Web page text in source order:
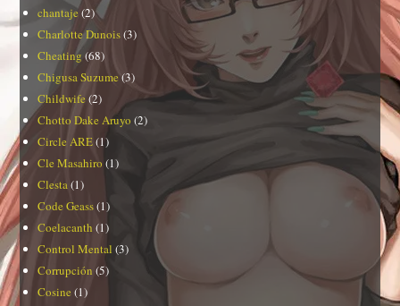
chantaje(2)
Charlotte Dunois(3)
Cheating (68)
Chigusa Suzume (3)
Childwife (2)
Chotto Dake Aruyo (2)
Circle ARE(1)
Cle Masahiro (1)
Clesta(1)
Code Geass(1)
Coelacanth (1)
Control Mental (3)
Corrupción (5)
Cosine (1)